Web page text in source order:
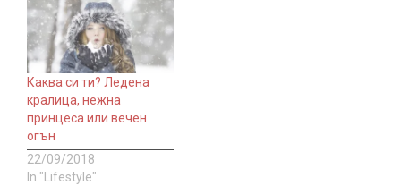
Каква си ти? Ледена
кралица, нежна
принцеса или вечен
огън
22/09/2018
In "Lifestyle"